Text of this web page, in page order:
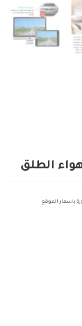
الطلق
باسعار الموقع